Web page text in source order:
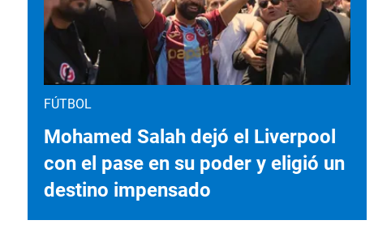
FÚTBOL
Mohamed Salah dejó el Liverpool
con el pase en su poder y eligió un
destino impensado